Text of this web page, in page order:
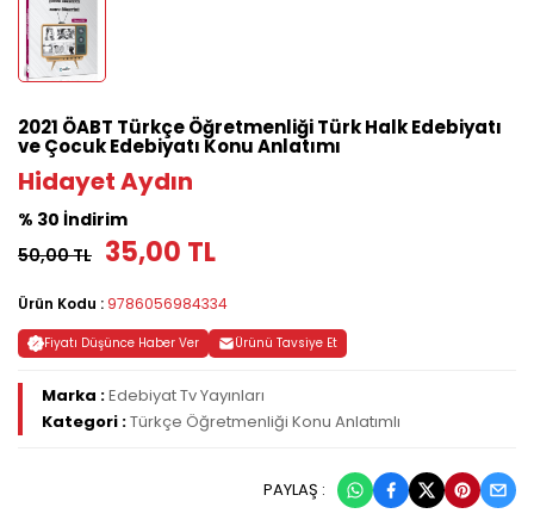
2021 ÖABT Türkçe Öğretmenliği Türk Halk Edebiyatı
ve Çocuk Edebiyatı Konu Anlatımı
Hidayet Aydın
% 30 İndirim
50,00 TL 35,00 TL
Ürün Kodu : 9786056984334
Fiyatı Düşünce Haber Ver Ürünü Tavsiye Et
Marka :Edebiyat Tv Yayınları
Kategori :Türkçe Öğretmenliği Konu Anlatımlı
PAYLAŞ :